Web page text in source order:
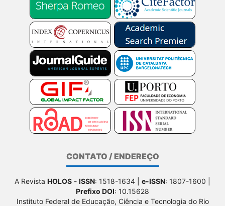
CONTATO / ENDEREÇO
A Revista HOLOS - ISSN: 1518-1634 | e-ISSN: 1807-1600 |
Prefixo DOI: 10.15628
Instituto Federal de Educação, Ciência e Tecnologia do Rio